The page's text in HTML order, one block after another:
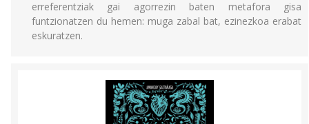
erreferentziak gai agorrezin baten metafora gisa
funtzionatzen du hemen: muga zabal bat, ezinezkoa erabat
eskuratzen.